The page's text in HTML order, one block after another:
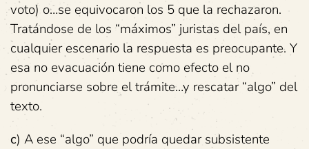
voto) o…se equivocaron los 5 que la rechazaron.
Tratándose de los “máximos” juristas del país, en
cualquier escenario la respuesta es preocupante. Y
esa no evacuación tiene como efecto el no
pronunciarse sobre el trámite…y rescatar “algo” del
texto.
c) A ese “algo” que podría quedar subsistente